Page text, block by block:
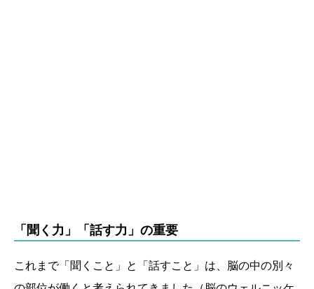
「聞く力」「話す力」の重要
これまで「聞くこと」と「話すこと」は、脳の中の別々